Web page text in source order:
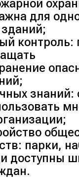
для
контроль:
знаний:
парки,
доступны